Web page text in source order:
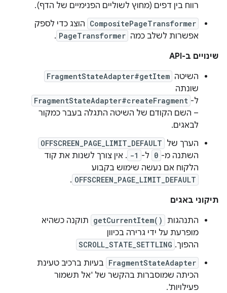
רווח בין דפים (מחוץ לשוליים הפנימיים של הדף).
CompositePageTransformer הוצג כדי לספק
אפשרות לשלב כמה PageTransformer
.
שינויים ב-API
השיטה FragmentStateAdapter#getItem
שונתה
ל- FragmentStateAdapter#createFragment
– השם הקודם של השיטה התגלה בעבר כמקור
לבאגים.
הערך של OFFSCREEN_PAGE_LIMIT_DEFAULT
השתנה מ- 0 ל- -1 . אין צורך לשנות את קוד
הלקוח אם נעשה שימוש בקבוע
OFFSCREEN_PAGE_LIMIT_DEFAULT
.
תיקוני באגים
התנהגות getCurrentItem() תוקנה כשהיא
מופרעת על ידי גרירה בכיוון
ההפוך. SCROLL_STATE_SETTLING
FragmentStateAdapter בעיות ברכיב טעינת
הכיתה שמוסברות בהקשר של 'אל תשמור
פעילויות'.